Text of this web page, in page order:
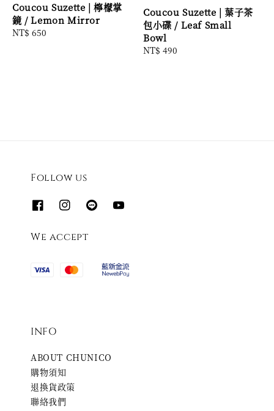
Coucou Suzette | 檸檬掌
鏡 / Lemon Mirror
Regular
NT$ 650
Coucou Suzette | 葉子茶
包小碟 / Leaf Small
Bowl
Regular
NT$ 490
Follow us
We accept
INFO
ABOUT CHUNICO
購物須知
退換貨政策
聯絡我們